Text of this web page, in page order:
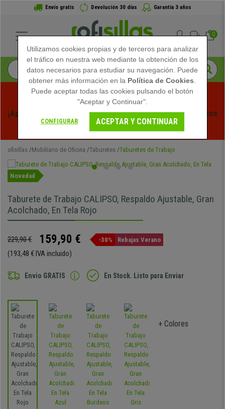
Envío gratis Devolución 30 días Garantía 3 años
0
¡Aprovecha las Rebajas de Verano en Ofisillas! Descuentos
Exclusivos por Tiempo Limitado - Ver Promo
ofisillas Mobiliario de Oficina Taburetes Taburetes de Trabajo
Novedad
Taburete de Trabajo CALIPSO, Respaldo Ajustable, Gran
Acolchado, En Tela Rojo
229,90 € 159,90 € -30% Rebajas Verano
(193,48 € IVA incluido)
Envio GRATIS En Stock. Listo para Enviar
+ Colores
Utilizamos cookies propias y de terceros para analizar
el tráfico en nuestra web mediante la obtención de los
datos necesarios para estudiar su navegación. Puede
obtener más información en la Política de Cookies
Puede aceptar todas las cookies pulsando el botón
"Aceptar y Continuar".
CONFIGURAR ACEPTAR Y CONTINUAR